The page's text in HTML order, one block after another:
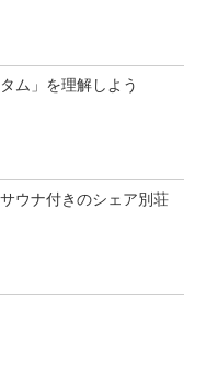
ム」を理解しよう
ウナ付きのシェア別荘